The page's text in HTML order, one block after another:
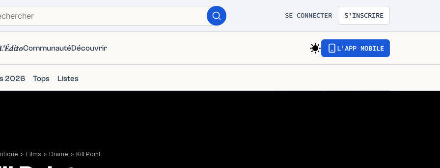
SE CONNECTER S'INSCRIRE
CommunautéDécouvrir L'APP MOBILE
2026 Tops Listes
> Films > Drame > Kill Point